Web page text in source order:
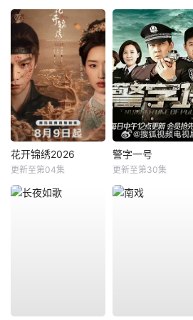
花开锦绣2026
更新至第04集
警字一号
更新至第30集